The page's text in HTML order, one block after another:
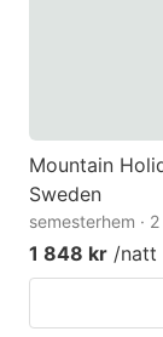
Mountain
Sweden
semesterhem ·
1 848 kr /natt